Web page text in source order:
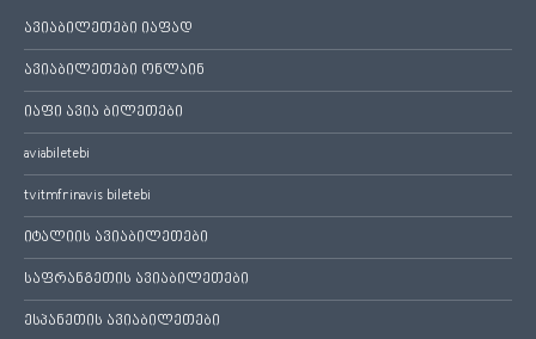
ავიაბილეთები იაფად
ავიაბილეთები ონლაინ
იაფი ავია ბილეთები
aviabiletebi
tvitmfrinavis biletebi
იტალიის ავიაბილეთები
საფრანგეთის ავიაბილეთები
ესპანეთის ავიაბილეთები